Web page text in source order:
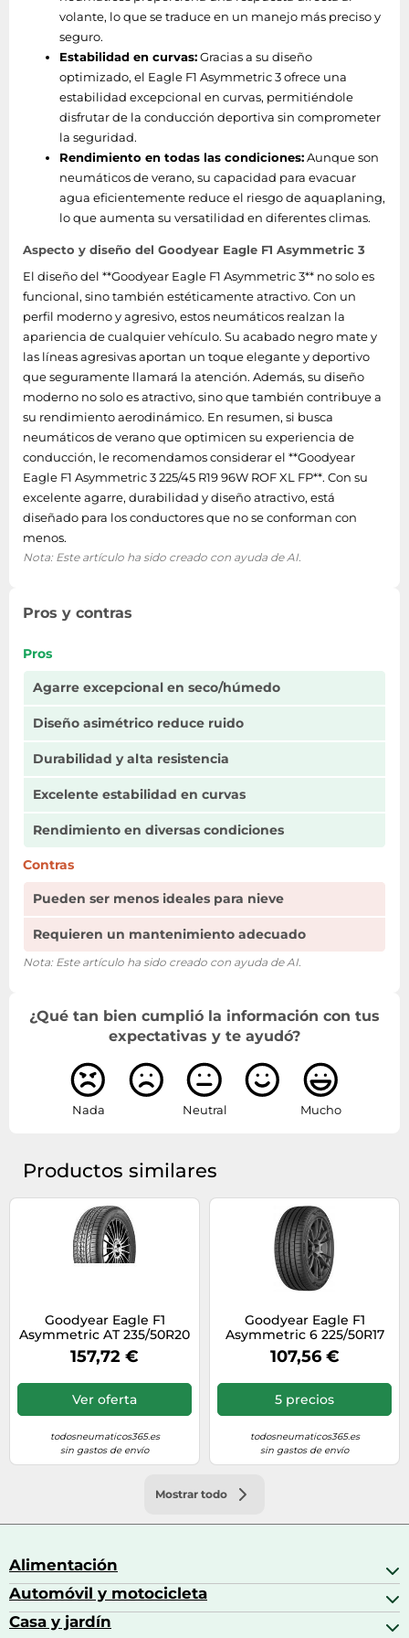
volante, lo que se traduce en un manejo más preciso y
seguro.
Estabilidad en curvas:Gracias a su diseño
optimizado, el Eagle F1 Asymmetric 3 ofrece una
estabilidad excepcional en curvas, permitiéndole
disfrutar de la conducción deportiva sin comprometer
la seguridad.
Rendimiento en todas las condiciones:Aunque son
neumáticos de verano, su capacidad para evacuar
agua eficientemente reduce el riesgo de aquaplaning,
lo que aumenta su versatilidad en diferentes climas.
Aspecto y diseño del Goodyear Eagle F1 Asymmetric 3
El diseño del **Goodyear Eagle F1 Asymmetric 3** no solo es
funcional, sino también estéticamente atractivo. Con un
perfil moderno y agresivo, estos neumáticos realzan la
apariencia de cualquier vehículo. Su acabado negro mate y
las líneas agresivas aportan un toque elegante y deportivo
que seguramente llamará la atención. Además, su diseño
moderno no solo es atractivo, sino que también contribuye a
su rendimiento aerodinámico. En resumen, si busca
neumáticos de verano que optimicen su experiencia de
conducción, le recomendamos considerar el **Goodyear
Eagle F1 Asymmetric 3 225/45 R19 96W ROF XL FP**. Con su
excelente agarre, durabilidad y diseño atractivo, está
diseñado para los conductores que no se conforman con
menos.
Nota: Este artículo ha sido creado con ayuda de AI.
Pros y contras
Pros
Agarre excepcional en seco/húmedo
Diseño asimétrico reduce ruido
Durabilidad y alta resistencia
Excelente estabilidad en curvas
Rendimiento en diversas condiciones
Contras
Pueden ser menos ideales para nieve
Requieren un mantenimiento adecuado
Nota: Este artículo ha sido creado con ayuda de AI.
¿Qué tan bien cumplió la información con tus
expectativas y te ayudó?
Nada Neutral Mucho
Productos similares
Goodyear Eagle F1
Asymmetric AT 235/50R20
104W J LR XL
157,72 €
Ver oferta
todosneumaticos365.es
sin gastos de envío
Goodyear Eagle F1
Asymmetric 6 225/50R17
94Y BSW
107,56 €
5 precios
todosneumaticos365.es
sin gastos de envío
Mostrar todo
Alimentación
Bebidas
Bebidas espirituosas
Automóvil y motocicleta
Accesorios para coche
Casa y jardín